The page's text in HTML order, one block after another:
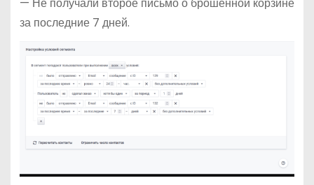
за последние 7 дней.